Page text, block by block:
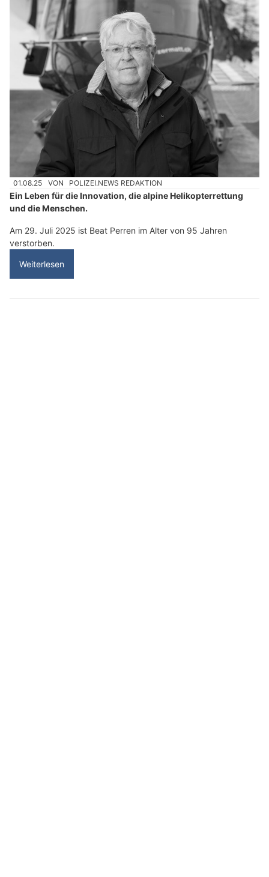
01.08.25 VON POLIZEI.NEWS REDAKTION
Ein Leben für die Innovation, die alpine Helikopterrettung
und die Menschen.
Am 29. Juli 2025 ist Beat Perren im Alter von 95 Jahren
verstorben.
Weiterlesen